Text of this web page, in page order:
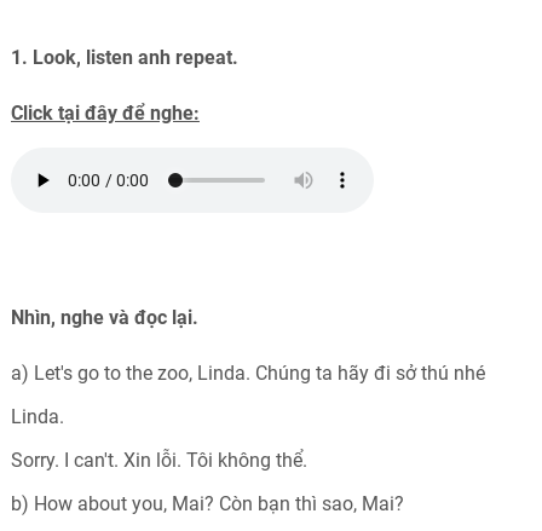
1. Look, listen anh repeat.
Click tại đây để nghe:
Nhìn, nghe và đọc lại.
a) Let's go to the zoo, Linda. Chúng ta hãy đi sở thú nhé
Linda.
Sorry. I can't. Xin lỗi. Tôi không thể.
b) How about you, Mai? Còn bạn thì sao, Mai?